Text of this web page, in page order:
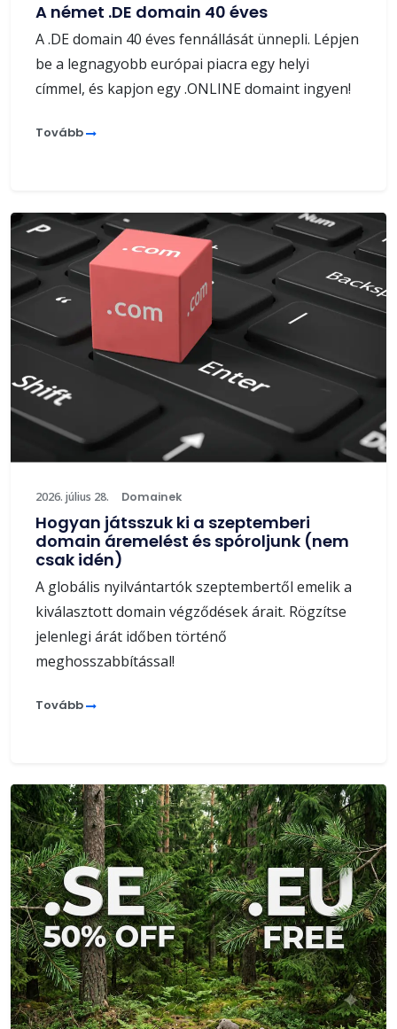
A német .DE domain 40 éves
A .DE domain 40 éves fennállását ünnepli. Lépjen
be a legnagyobb európai piacra egy helyi
címmel, és kapjon egy .ONLINE domaint ingyen!
Tovább
2026. július 28. Domainek
Hogyan játsszuk ki a szeptemberi
domain áremelést és spóroljunk (nem
csak idén)
A globális nyilvántartók szeptembertől emelik a
kiválasztott domain végződések árait. Rögzítse
jelenlegi árát időben történő
meghosszabbítással!
Tovább